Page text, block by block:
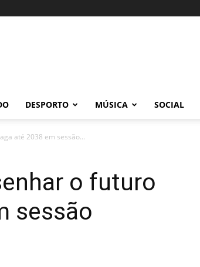
DESPORTO MÚSICA SOCIAL
até 2038 em sessão...
o futuro
sessão